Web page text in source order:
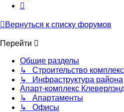
Вернуться к списку форумов
Перейти
Общие разделы
↳ Строительство
↳ Инфраструктура района
Апарт-комплекс
↳ Апартаменты
↳ Офисы